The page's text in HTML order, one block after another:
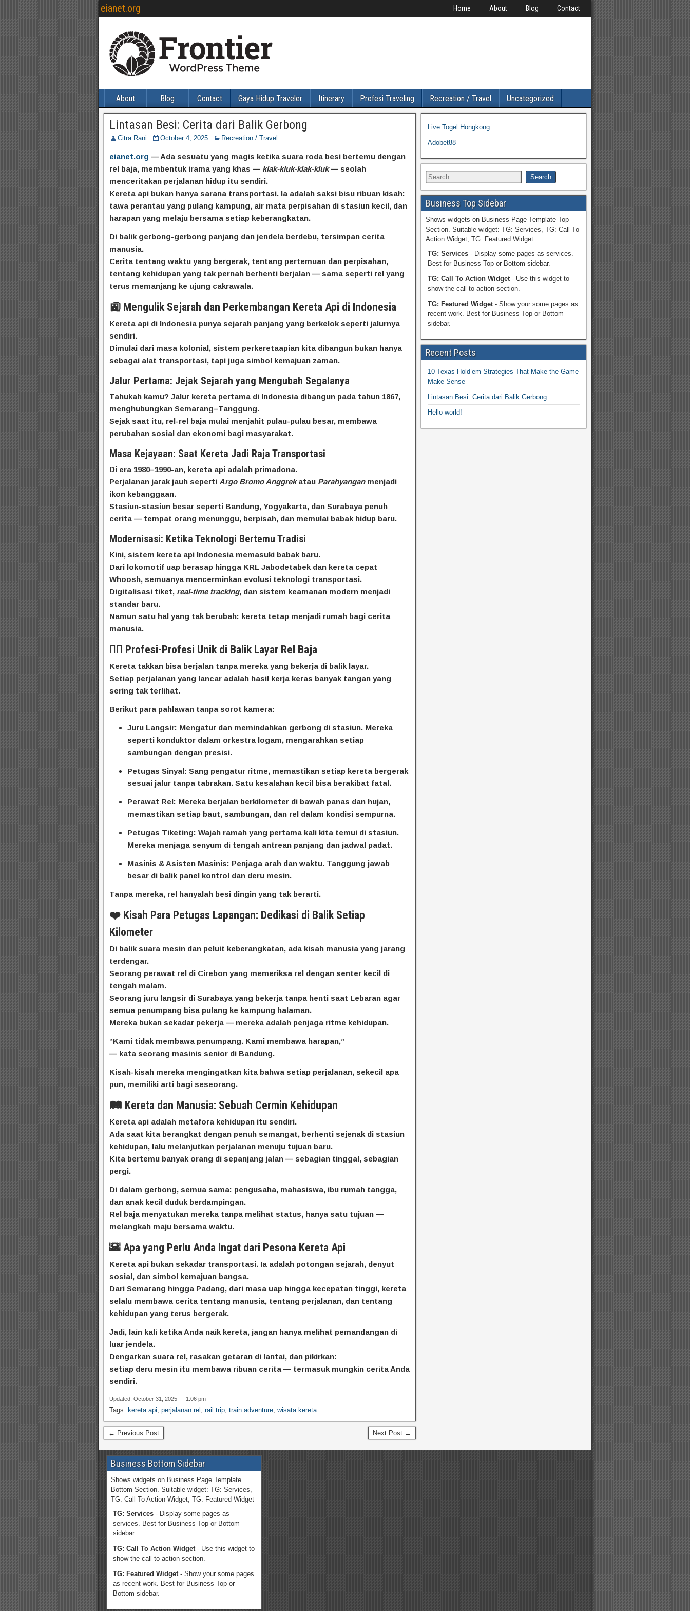
eianet.org Home About Blog Contact
About Blog Contact Gaya Hidup Traveler Itinerary Profesi Traveling Recreation / Travel Uncategorized
Lintasan Besi: Cerita dari Balik Gerbong
Citra Rani October 4, 2025 Recreation / Travel
eianet.org — Ada sesuatu yang magis ketika suara roda besi bertemu dengan
rel baja, membentuk irama yang khas — klak-kluk-klak-kluk— seolah
menceritakan perjalanan hidup itu sendiri.
Kereta api bukan hanya sarana transportasi. Ia adalah saksi bisu ribuan kisah:
tawa perantau yang pulang kampung, air mata perpisahan di stasiun kecil, dan
harapan yang melaju bersama setiap keberangkatan.
Di balik gerbong-gerbong panjang dan jendela berdebu, tersimpan cerita
manusia.
Cerita tentang waktu yang bergerak, tentang pertemuan dan perpisahan,
tentang kehidupan yang tak pernah berhenti berjalan — sama seperti rel yang
terus memanjang ke ujung cakrawala.
🚉 Mengulik Sejarah dan Perkembangan Kereta Api di Indonesia
Kereta api di Indonesia punya sejarah panjang yang berkelok seperti jalurnya
sendiri.
Dimulai dari masa kolonial, sistem perkeretaapian kita dibangun bukan hanya
sebagai alat transportasi, tapi juga simbol kemajuan zaman.
Jalur Pertama: Jejak Sejarah yang Mengubah Segalanya
Tahukah kamu? Jalur kereta pertama di Indonesia dibangun pada tahun 1867,
menghubungkan Semarang–Tanggung.
Sejak saat itu, rel-rel baja mulai menjahit pulau-pulau besar, membawa
perubahan sosial dan ekonomi bagi masyarakat.
Masa Kejayaan: Saat Kereta Jadi Raja Transportasi
Di era 1980–1990-an, kereta api adalah primadona.
Perjalanan jarak jauh seperti Argo Bromo Anggrekatau Parahyanganmenjadi
ikon kebanggaan.
Stasiun-stasiun besar seperti Bandung, Yogyakarta, dan Surabaya penuh
cerita — tempat orang menunggu, berpisah, dan memulai babak hidup baru.
Modernisasi: Ketika Teknologi Bertemu Tradisi
Kini, sistem kereta api Indonesia memasuki babak baru.
Dari lokomotif uap berasap hingga KRL Jabodetabek dan kereta cepat
Whoosh, semuanya mencerminkan evolusi teknologi transportasi.
Digitalisasi tiket, real-time tracking, dan sistem keamanan modern menjadi
standar baru.
Namun satu hal yang tak berubah: kereta tetap menjadi rumah bagi cerita
manusia.
👷‍♂️ Profesi-Profesi Unik di Balik Layar Rel Baja
Kereta takkan bisa berjalan tanpa mereka yang bekerja di balik layar.
Setiap perjalanan yang lancar adalah hasil kerja keras banyak tangan yang
sering tak terlihat.
Berikut para pahlawan tanpa sorot kamera:
Juru Langsir: Mengatur dan memindahkan gerbong di stasiun. Mereka
seperti konduktor dalam orkestra logam, mengarahkan setiap
sambungan dengan presisi.
Petugas Sinyal: Sang pengatur ritme, memastikan setiap kereta bergerak
sesuai jalur tanpa tabrakan. Satu kesalahan kecil bisa berakibat fatal.
Perawat Rel: Mereka berjalan berkilometer di bawah panas dan hujan,
memastikan setiap baut, sambungan, dan rel dalam kondisi sempurna.
Petugas Tiketing: Wajah ramah yang pertama kali kita temui di stasiun.
Mereka menjaga senyum di tengah antrean panjang dan jadwal padat.
Masinis & Asisten Masinis: Penjaga arah dan waktu. Tanggung jawab
besar di balik panel kontrol dan deru mesin.
Tanpa mereka, rel hanyalah besi dingin yang tak berarti.
❤️ Kisah Para Petugas Lapangan: Dedikasi di Balik Setiap
Kilometer
Di balik suara mesin dan peluit keberangkatan, ada kisah manusia yang jarang
terdengar.
Seorang perawat rel di Cirebon yang memeriksa rel dengan senter kecil di
tengah malam.
Seorang juru langsir di Surabaya yang bekerja tanpa henti saat Lebaran agar
semua penumpang bisa pulang ke kampung halaman.
Mereka bukan sekadar pekerja — mereka adalah penjaga ritme kehidupan.
“Kami tidak membawa penumpang. Kami membawa harapan,”
— kata seorang masinis senior di Bandung.
Kisah-kisah mereka mengingatkan kita bahwa setiap perjalanan, sekecil apa
pun, memiliki arti bagi seseorang.
🛤️ Kereta dan Manusia: Sebuah Cermin Kehidupan
Kereta api adalah metafora kehidupan itu sendiri.
Ada saat kita berangkat dengan penuh semangat, berhenti sejenak di stasiun
kehidupan, lalu melanjutkan perjalanan menuju tujuan baru.
Kita bertemu banyak orang di sepanjang jalan — sebagian tinggal, sebagian
pergi.
Di dalam gerbong, semua sama: pengusaha, mahasiswa, ibu rumah tangga,
dan anak kecil duduk berdampingan.
Rel baja menyatukan mereka tanpa melihat status, hanya satu tujuan —
melangkah maju bersama waktu.
🌇 Apa yang Perlu Anda Ingat dari Pesona Kereta Api
Kereta api d
e
m
o
s
g
m
a
t
i
c
m
x
w
i
bukan sekadar transportasi. Ia adalah potongan sejarah, denyut
sosial, dan simbol kemajuan bangsa.
Dari Semarang hingga Padang, dari masa uap hingga kecepatan tinggi, kereta
selalu membawa cerita tentang manusia, tentang perjalanan, dan tentang
kehidupan yang terus bergerak.
Jadi, lain kali ketika Anda naik kereta, jangan hanya melihat pemandangan di
luar jendela.
Dengarkan suara rel, rasakan getaran di lantai, dan pikirkan:
setiap deru mesin itu membawa ribuan cerita — termasuk mungkin cerita Anda
sendiri.
Updated: October 31, 2025 — 1:06 pm
Tags: kereta api, perjalanan rel , rail trip, train adventure, wisata kereta
← Previous Post Next Post →
Live Togel Hongkong
Adobet88
Business Top Sidebar
Shows widgets on Business Page Template Top
Section. Suitable widget: TG: Services, TG: Call To
Action Widget, TG: Featured Widget
TG: Services- Display some pages as services.
Best for Business Top or Bottom sidebar.
TG: Call To Action Widget- Use this widget to
show the call to action section.
TG: Featured Widget- Show your some pages as
recent work. Best for Business Top or Bottom
sidebar.
Recent Posts
10 Texas Hold’em Strategies That Make the Game
Make Sense
Lintasan Besi: Cerita dari Balik Gerbong
Hello world!
Business Bottom Sidebar
Shows widgets on Business Page Template
Bottom Section. Suitable widget: TG: Services,
TG: Call To Action Widget, TG: Featured Widget
TG: Services- Display some pages as
services. Best for Business Top or Bottom
sidebar.
TG: Call To Action Widget- Use this widget to
show the call to action section.
TG: Featured Widget- Show your some pages
as recent work. Best for Business Top or
Bottom sidebar.